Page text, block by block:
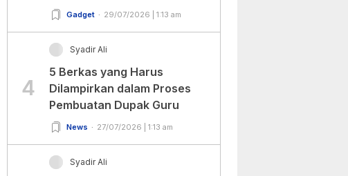
Gadget 29/07/2026 | 1:13 am
4
Syadir Ali
5 Berkas yang Harus
Dilampirkan dalam Proses
Pembuatan Dupak Guru
News 27/07/2026 | 1:13 am
Syadir Ali